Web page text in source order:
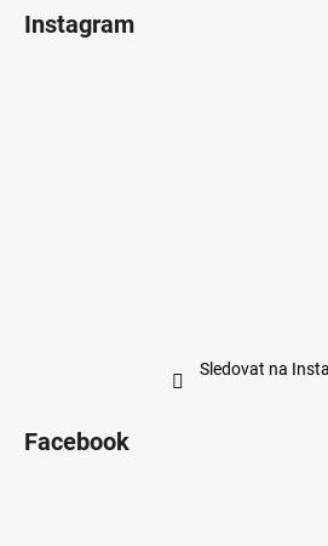
Instagram
Sledovat na
Facebook